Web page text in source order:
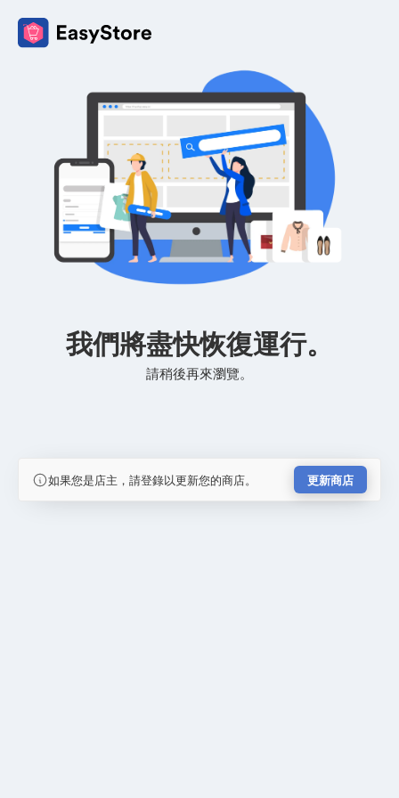
我們將盡快恢復運行。
請稍後再來瀏覽。
如果您是店主，請登錄以更新您的商店。 更新商店